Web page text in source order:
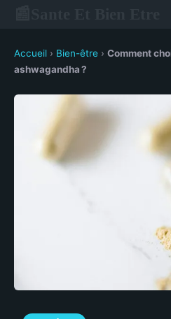
Accueil › Bien-être › Comment
ashwagandha ?